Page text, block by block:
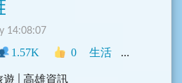
14:08:07
1.57K 0 生活 臺灣
遊│高雄資訊